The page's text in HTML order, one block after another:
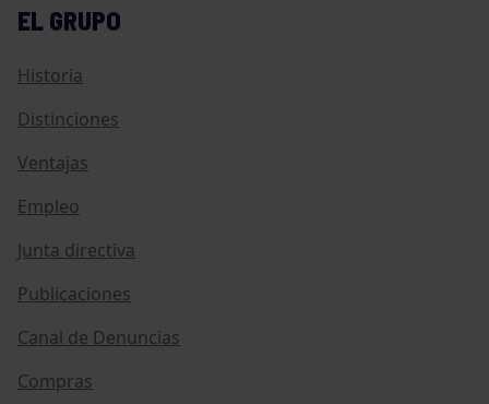
EL GRUPO
Historia
Distinciones
Ventajas
Empleo
Junta directiva
Publicaciones
Canal de Denuncias
Compras